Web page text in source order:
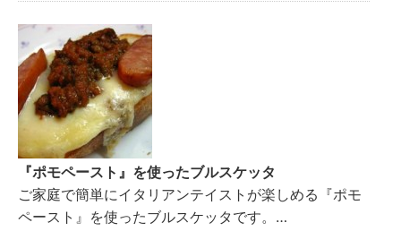
『ポモペースト』を使ったブルスケッタ
ご家庭で簡単にイタリアンテイストが楽しめる『ポモ
ペースト』を使ったブルスケッタです。…